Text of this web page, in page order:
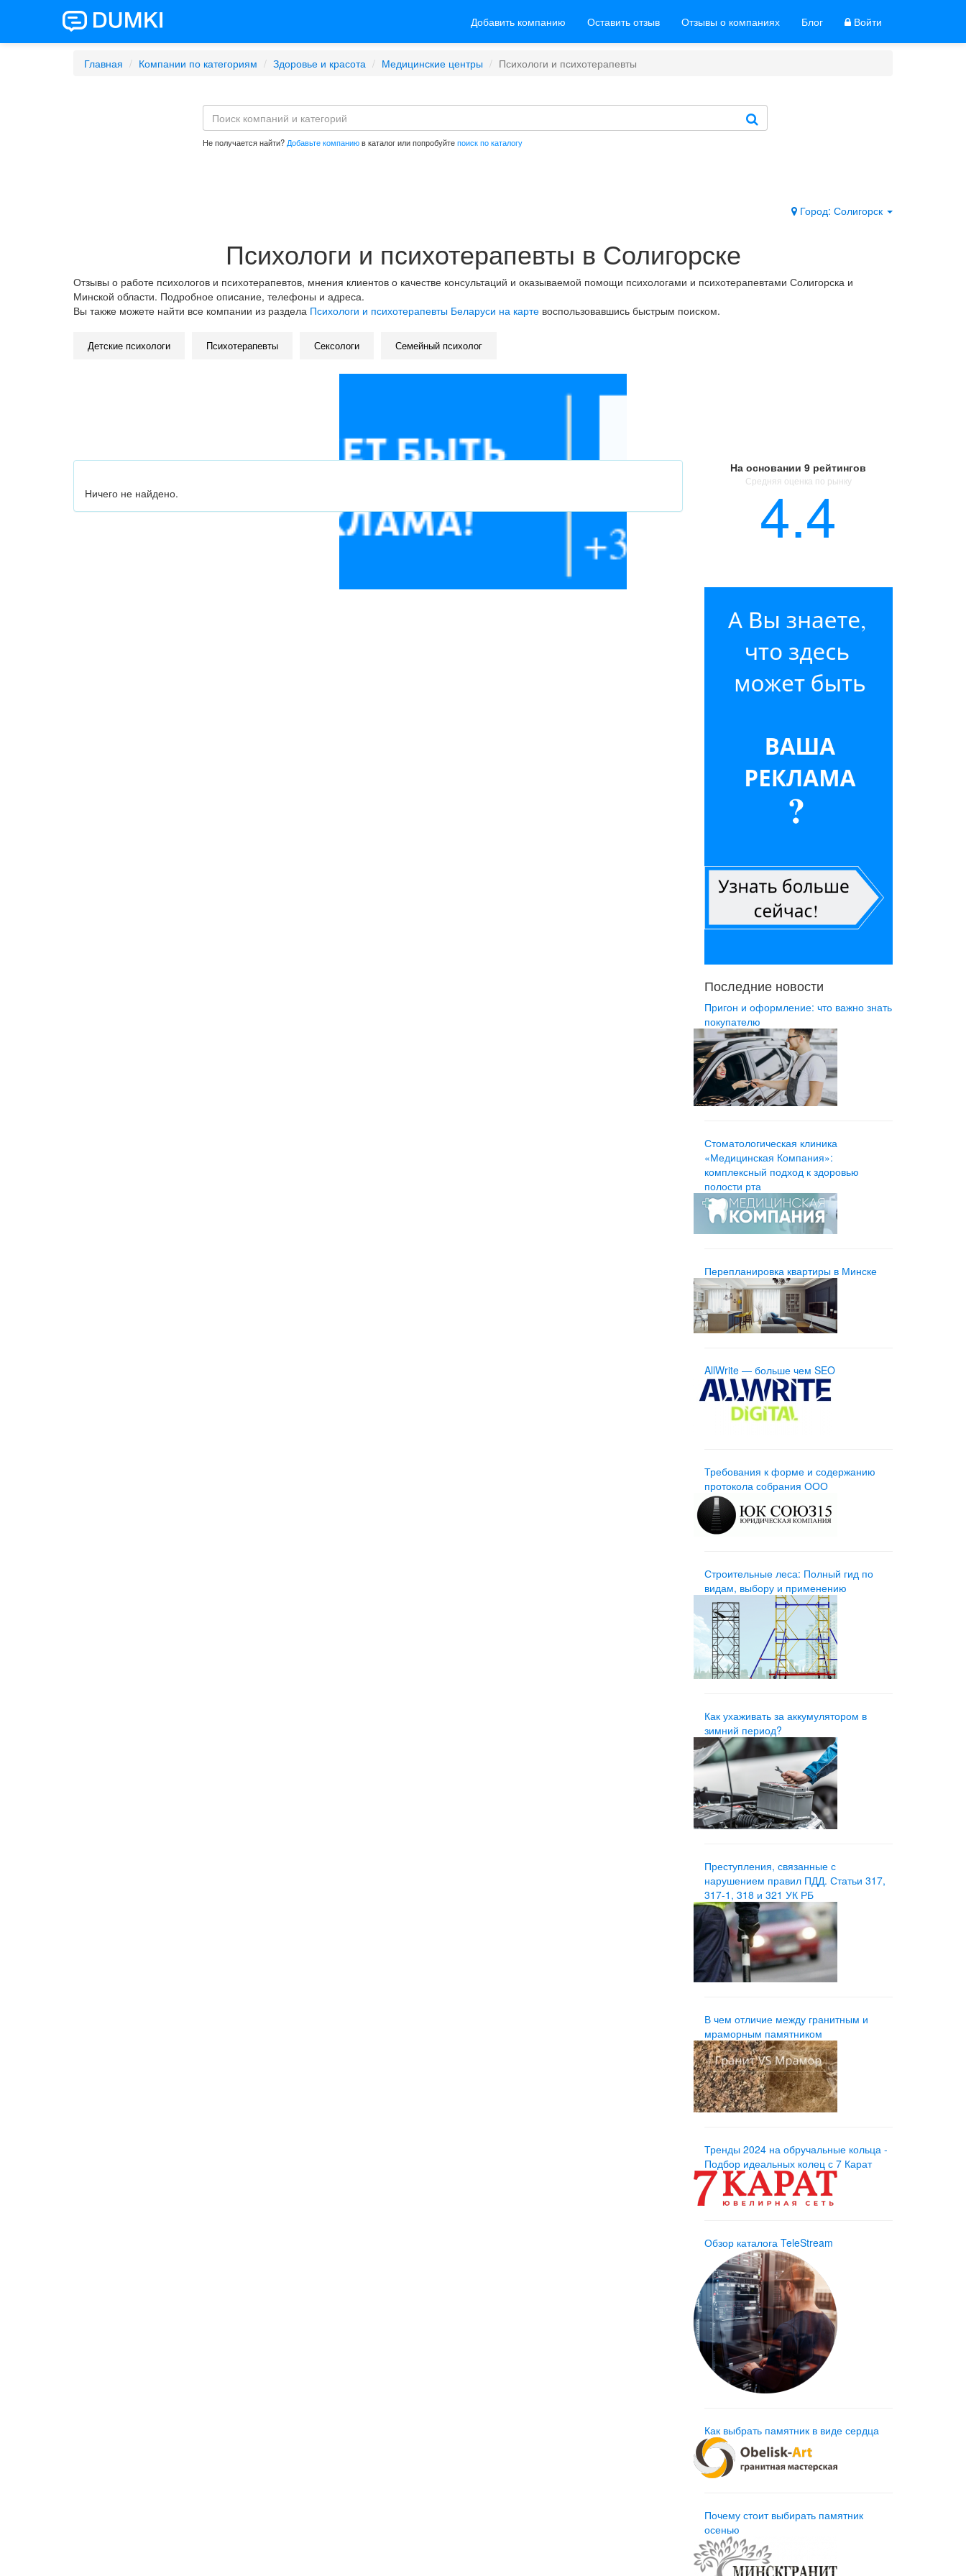
Добавить компанию Оставить отзыв Отзывы о компаниях Блог Войти
Главная Компании по категориям Здоровье и красота Медицинские центры Психологи и психотерапевты
Не получается найти? Добавьте компаниюв каталог или попробуйтепоиск по каталогу
Город: Солигорск
Психологи и психотерапевты в Солигорске
Отзывы о работе психологов и психотерапевтов, мнения клиентов о качестве консультаций и оказываемой помощи психологами и психотерапевтами Солигорска и
Минской области. Подробное описание, телефоны и адреса.
Вы также можете найти все компании из раздела Психологи и психотерапевты Беларуси на карте воспользовавшись быстрым поиском.
Детские психологи Психотерапевты Сексологи Семейный психолог
Ничего не найдено.
На основании9 рейтингов
Средняя оценка по рынку
4.4
Последние новости
Пригон и оформление: что важно знать
покупателю
Стоматологическая клиника
«Медицинская Компания»:
комплексный подход к здоровью
полости рта
Перепланировка квартиры в Минске
AllWrite — больше чем SEO
Требования к форме и содержанию
протокола собрания ООО
Строительные леса: Полный гид по
видам, выбору и применению
Как ухаживать за аккумулятором в
зимний период?
Преступления, связанные с
нарушением правил ПДД. Статьи 317,
317-1, 318 и 321 УК РБ
В чем отличие между гранитным и
мраморным памятником
Тренды 2024 на обручальные кольца -
Подбор идеальных колец с 7 Карат
Обзор каталога TeleStream
Как выбрать памятник в виде сердца
Почему стоит выбирать памятник
осенью